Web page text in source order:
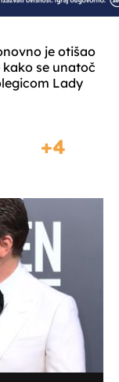
je otišao
se unatoč
Lady
4